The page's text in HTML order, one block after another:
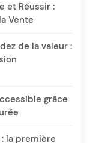
et Réussir :
Vente
de la valeur :
grâce
la première